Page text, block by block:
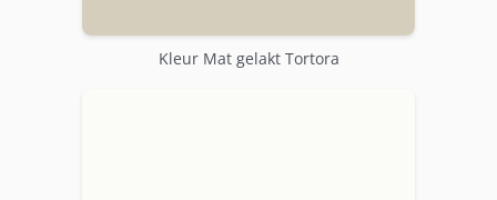
Kleur Mat gelakt Tortora